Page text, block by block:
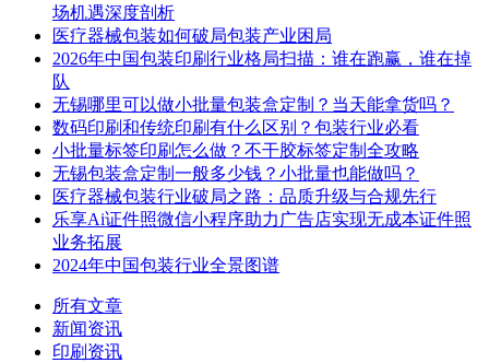
场机遇深度剖析
医疗器械包装如何破局包装产业困局
2026年中国包装印刷行业格局扫描：谁在跑赢，谁在掉
队
无锡哪里可以做小批量包装盒定制？当天能拿货吗？
数码印刷和传统印刷有什么区别？包装行业必看
小批量标签印刷怎么做？不干胶标签定制全攻略
无锡包装盒定制一般多少钱？小批量也能做吗？
医疗器械包装行业破局之路：品质升级与合规先行
乐享Ai证件照微信小程序助力广告店实现无成本证件照
业务拓展
2024年中国包装行业全景图谱
所有文章
新闻资讯
印刷资讯